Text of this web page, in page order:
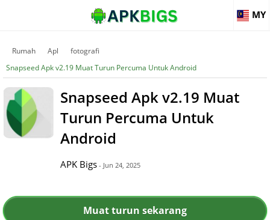
MY
Rumah Apl
fotografi
Snapseed Apk v2.19 Muat Turun Percuma Untuk Android
Snapseed Apk v2.19 Muat
Turun Percuma Untuk
Android
APK Bigs - Jun 24, 2025
Muat turun sekarang